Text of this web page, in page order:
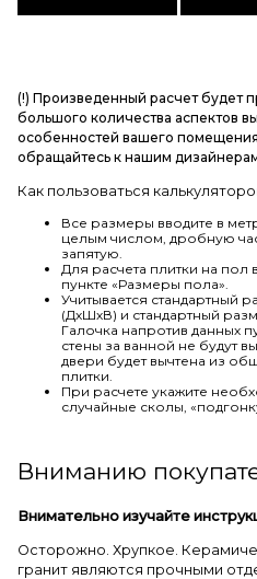
(!) Произведенный расчет будет
большого количества аспектов
особенностей вашего
обращайтесь к нашим
Как пользоваться
Все размеры вводите в
целым числом, дробную
запятую.
Для расчета плитки на пол
пункте «Размеры пола».
Учитывается стандартный
(ДхШхВ) и стандартный
Галочка напротив данных
стены за ванной не будут
двери будет вычтена из
плитки.
При расчете укажите
случайные сколы,
Вниманию
Внимательно изучайте
Осторожно. Хрупкое.
гранит являются прочными